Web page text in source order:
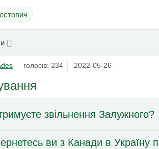
голосів: 234 2022-05-26
звільнення Залужного?
ви з Канади в Україну